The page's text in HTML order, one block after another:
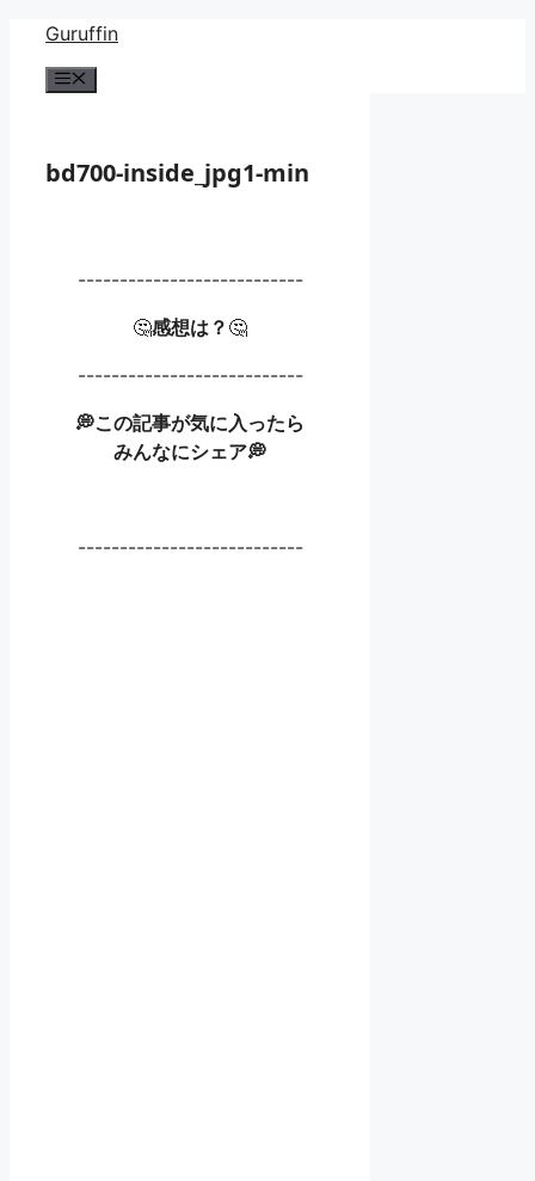
Guruffin
bd700-inside_jpg1-min
---------------------------
🤔感想は？ 🤔
---------------------------
💭この記事が気に入ったら
みんなにシェア💭
---------------------------